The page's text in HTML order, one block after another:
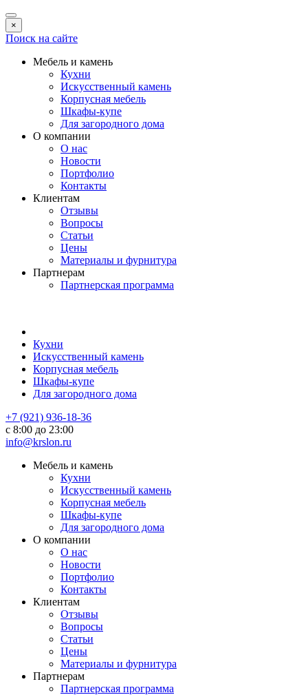
×
Поиск на сайте
Мебель и камень
Кухни
Искусственный камень
Корпусная мебель
Шкафы-купе
Для загородного дома
О компании
О нас
Новости
Портфолио
Контакты
Клиентам
Отзывы
Вопросы
Статьи
Цены
Материалы и фурнитура
Партнерам
Партнерская программа
Кухни
Искусственный камень
Корпусная мебель
Шкафы-купе
Для загородного дома
+7 (921) 936-18-36
с 8:00 до 23:00
info@krslon.ru
Мебель и камень
Кухни
Искусственный камень
Корпусная мебель
Шкафы-купе
Для загородного дома
О компании
О нас
Новости
Портфолио
Контакты
Клиентам
Отзывы
Вопросы
Статьи
Цены
Материалы и фурнитура
Партнерам
Партнерская программа